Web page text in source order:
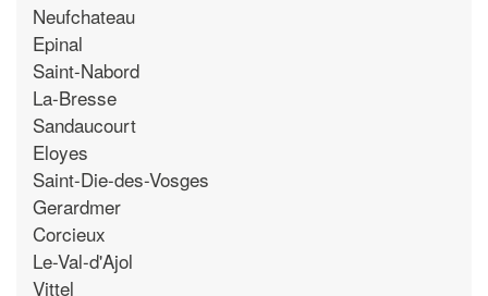
Neufchateau
Epinal
Saint-Nabord
La-Bresse
Sandaucourt
Eloyes
Saint-Die-des-Vosges
Gerardmer
Corcieux
Le-Val-d'Ajol
Vittel